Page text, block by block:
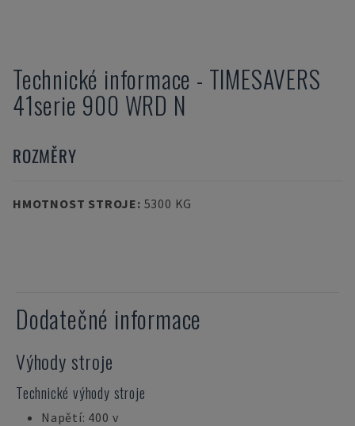
Technické informace - TIMESAVERS
41serie 900 WRD N
ROZMĚRY
HMOTNOST STROJE: 5300 KG
Dodatečné informace
Výhody stroje
Technické výhody stroje
Napětí: 400 v